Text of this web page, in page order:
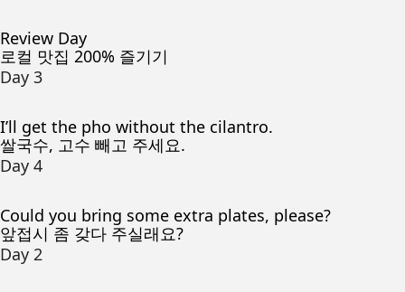
Review Day
로컬 맛집 200% 즐기기
Day 3
I’ll get the pho without the cilantro.
쌀국수, 고수 빼고 주세요.
Day 4
Could you bring some extra plates, please?
앞접시 좀 갖다 주실래요?
Day 2